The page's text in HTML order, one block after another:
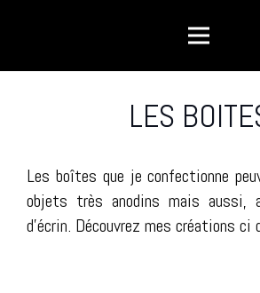
LES
Les boîtes que je confectionne
objets très anodins mais aussi,
d’écrin. Découvrez mes créations ci